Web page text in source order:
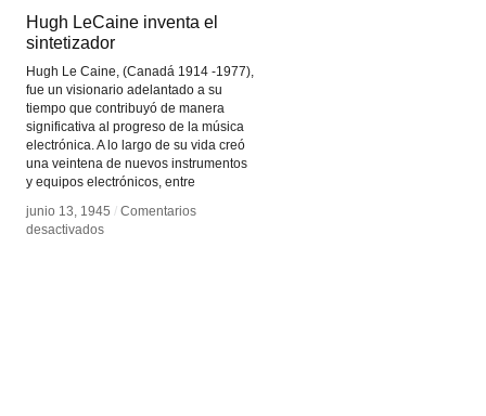
Hugh LeCaine inventa el
sintetizador
Hugh Le Caine, (Canadá 1914 -1977),
fue un visionario adelantado a su
tiempo que contribuyó de manera
significativa al progreso de la música
electrónica. A lo largo de su vida creó
una veintena de nuevos instrumentos
y equipos electrónicos, entre
junio 13, 1945 / Comentarios
desactivadosen
Hugh LeCaine inventa el
sintetizador
junio 13, 1945 / Comentarios
desactivadosen